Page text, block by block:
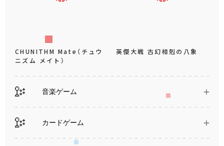
CHUNITHM Mate（チュウ
ニズム メイト）
英傑大戦 古幻相剋の八象
音楽ゲーム
カードゲーム